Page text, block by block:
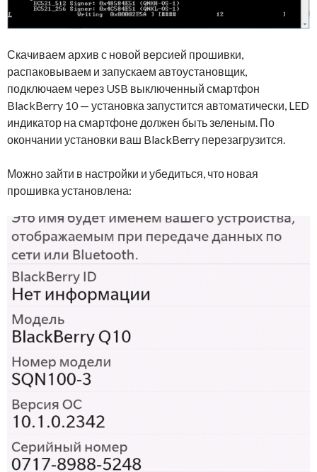
Скачиваем архив с новой версией прошивки,
распаковываем и запускаем автоустановщик,
подключаем через USB выключенный смартфон
BlackBerry 10 — установка запустится автоматически, LED
индикатор на смартфоне должен быть зеленым. По
окончании установки ваш BlackBerry перезагрузится.
Можно зайти в настройки и убедиться, что новая
прошивка установлена: